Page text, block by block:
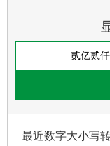
最近数字大小写